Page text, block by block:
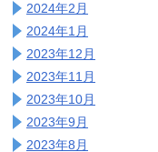
2024年2月
2024年1月
2023年12月
2023年11月
2023年10月
2023年9月
2023年8月